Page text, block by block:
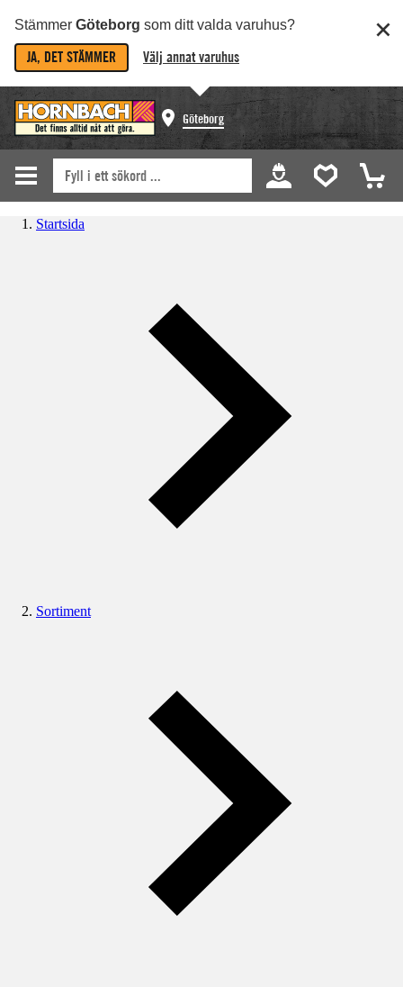
Stämmer Göteborg som ditt valda varuhus?
JA, DET STÄMMER Välj annat varuhus
Göteborg
Startsida
Sortiment